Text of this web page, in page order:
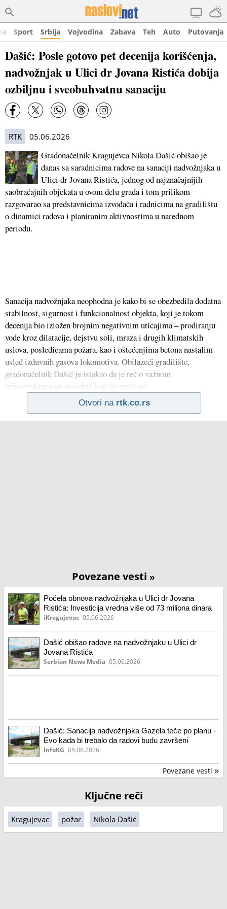
Sport Srbija Vojvodina Zabava Teh Auto Putovanja
Dašić: Posle gotovo pet decenija korišćenja,
nadvožnjak u Ulici dr Jovana Ristića dobija
ozbiljnu i sveobuhvatnu sanaciju
RTK 05.06.2026
Gradonačelnik Kragujevca Nikola Dašić obišao je
danas sa saradnicima radove na sanaciji nadvožnjaka u
Ulici dr Jovana Ristića, jednog od najznačajnijih
saobraćajnih objekata u ovom delu grada i tom prilikom
razgovarao sa predstavnicima izvođača i radnicima na gradilištu
o dinamici radova i planiranim aktivnostima u narednom
periodu.
Sanacija nadvožnjaka neophodna je kako bi se obezbedila dodatna
stabilnost, sigurnost i funkcionalnost objekta, koji je tokom
decenija bio izložen brojnim negativnim uticajima – prodiranju
vode kroz dilatacije, dejstvu soli, mraza i drugih klimatskih
uslova, posledicama požara, kao i oštećenjima betona nastalim
usled izduvnih gasova lokomotiva. Obilazeći gradilište,
gradonačelnik Dašić je istakao da je reč o važnom
infrastrukturnom projektu koji će značajno
Otvori na rtk.co.rs
Povezane vesti »
Počela obnova nadvožnjaka u Ulici dr Jovana
Ristića: Investicija vredna više od 73 miliona dinara
iKragujevac 05.06.2026
Dašić obišao radove na nadvožnjaku u Ulici dr
Jovana Ristića
Serbian News Media 05.06.2026
Dašić: Sanacija nadvožnjaka Gazela teče po planu -
Evo kada bi trebalo da radovi budu završeni
InfoKG 05.06.2026
Povezane vesti »
Ključne reči
Kragujevac požar Nikola Dašić